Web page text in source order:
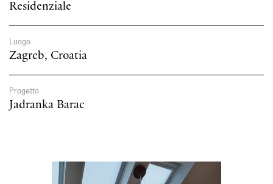
Residenziale
Luogo
Zagreb, Croatia
Progetto
Jadranka Barac